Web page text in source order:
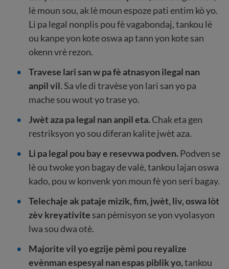
lè moun sou, ak lè moun espoze pati entim kò yo.
Li pa legal nonplis pou fè vagabondaj, tankou lè
ou kanpe yon kote oswa ap tann yon kote san
okenn vrè rezon.
Travese lari san w pa fè atnasyon ilegal nan
anpil vil. Sa vle di travèse yon lari san yo pa
mache sou wout yo trase yo.
Jwèt aza pa legal nan anpil eta.Chak eta gen
restriksyon yo sou diferan kalite jwèt aza.
Li pa legal pou bay e resevwa podven.Podven se
lè ou twoke yon bagay de valè, tankou lajan oswa
kado, pou w konvenk yon moun fè yon seri bagay.
Telechaje ak pataje mizik, fim, jwèt, liv, oswa lòt
zèv kreyativite san pèmisyon se yon vyolasyon
lwa sou dwa otè.
Majorite vil yo egzije pèmi pou reyalize
evènman espesyal nan espas piblik yo,tankou